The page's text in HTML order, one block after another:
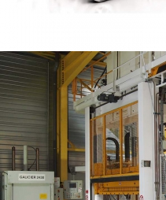
RJP sait répondre aux
l'étude de l'outil à la